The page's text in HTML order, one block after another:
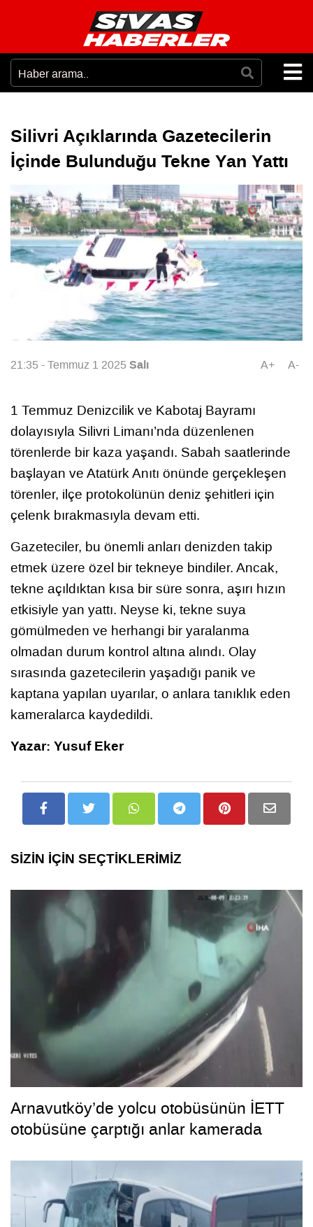
Silivri Açıklarında Gazetecilerin
İçinde Bulunduğu Tekne Yan Yattı
21:35 - Temmuz 1 2025Salı A+ A-
1 Temmuz Denizcilik ve Kabotaj Bayramı
dolayısıyla Silivri Limanı’nda düzenlenen
törenlerde bir kaza yaşandı. Sabah saatlerinde
başlayan ve Atatürk Anıtı önünde gerçekleşen
törenler, ilçe protokolünün deniz şehitleri için
çelenk bırakmasıyla devam etti.
Gazeteciler, bu önemli anları denizden takip
etmek üzere özel bir tekneye bindiler. Ancak,
tekne açıldıktan kısa bir süre sonra, aşırı hızın
etkisiyle yan yattı. Neyse ki, tekne suya
gömülmeden ve herhangi bir yaralanma
olmadan durum kontrol altına alındı. Olay
sırasında gazetecilerin yaşadığı panik ve
kaptana yapılan uyarılar, o anlara tanıklık eden
kameralarca kaydedildi.
Yazar: Yusuf Eker
SİZİN İÇİN SEÇTİKLERİMİZ
Arnavutköy’de yolcu otobüsünün İETT
otobüsüne çarptığı anlar kamerada